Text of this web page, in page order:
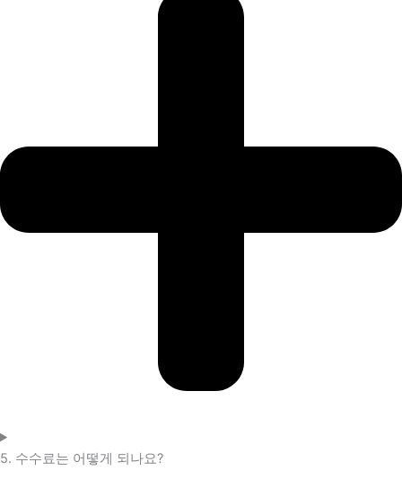
5. 수수료는 어떻게 되나요?